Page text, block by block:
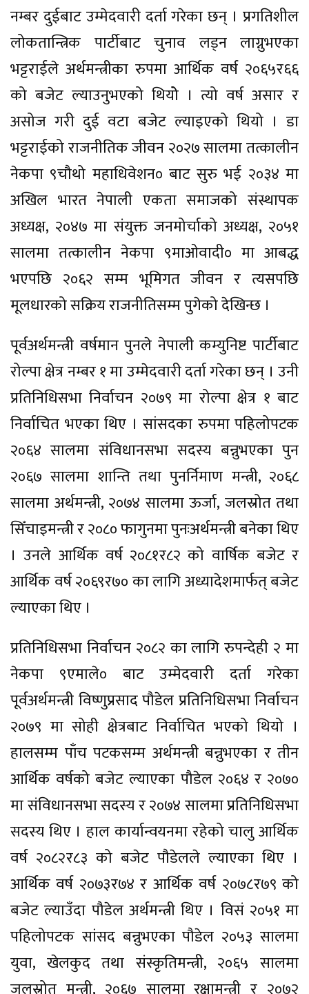
नम्बर दुईबाट उम्मेदवारी दर्ता गरेका छन् । प्रगतिशील
लोकतान्त्रिक पार्टीबाट चुनाव लड्न लाग्नुभएका
भट्टराईले अर्थमन्त्रीका रुपमा आर्थिक वर्ष २०६५र६६
को बजेट ल्याउनुभएको थियोे । त्यो वर्ष असार र
असोज गरी दुई वटा बजेट ल्याइएको थियो । डा
भट्टराईको राजनीतिक जीवन २०२७ सालमा तत्कालीन
नेकपा ९चौथो महाधिवेशन० बाट सुरु भई २०३४ मा
अखिल भारत नेपाली एकता समाजको संस्थापक
अध्यक्ष, २०४७ मा संयुक्त जनमोर्चाको अध्यक्ष, २०५१
सालमा तत्कालीन नेकपा ९माओवादी० मा आबद्ध
भएपछि २०६२ सम्म भूमिगत जीवन र त्यसपछि
मूलधारको सक्रिय राजनीतिसम्म पुगेको देखिन्छ ।
पूर्वअर्थमन्त्री वर्षमान पुनले नेपाली कम्युनिष्ट पार्टीबाट
रोल्पा क्षेत्र नम्बर १ मा उम्मेदवारी दर्ता गरेका छन् । उनी
प्रतिनिधिसभा निर्वाचन २०७९ मा रोल्पा क्षेत्र १ बाट
निर्वाचित भएका थिए । सांसदका रुपमा पहिलोपटक
२०६४ सालमा संविधानसभा सदस्य बन्नुभएका पुन
२०६७ सालमा शान्ति तथा पुनर्निमाण मन्त्री, २०६८
सालमा अर्थमन्त्री, २०७४ सालमा ऊर्जा, जलस्रोत तथा
सिँचाइमन्त्री र २०८० फागुनमा पुनःअर्थमन्त्री बनेका थिए
। उनले आर्थिक वर्ष २०८१र८२ को वार्षिक बजेट र
आर्थिक वर्ष २०६९र७० का लागि अध्यादेशमार्फत् बजेट
ल्याएका थिए ।
प्रतिनिधिसभा निर्वाचन २०८२ का लागि रुपन्देही २ मा
नेकपा ९एमाले० बाट उम्मेदवारी दर्ता गरेका
पूर्वअर्थमन्त्री विष्णुप्रसाद पौडेल प्रतिनिधिसभा निर्वाचन
२०७९ मा सोही क्षेत्रबाट निर्वाचित भएको थियो ।
हालसम्म पाँच पटकसम्म अर्थमन्त्री बन्नुभएका र तीन
आर्थिक वर्षको बजेट ल्याएका पौडेल २०६४ र २०७०
मा संविधानसभा सदस्य र २०७४ सालमा प्रतिनिधिसभा
सदस्य थिए । हाल कार्यान्वयनमा रहेको चालु आर्थिक
वर्ष २०८२र८३ को बजेट पौडेलले ल्याएका थिए ।
आर्थिक वर्ष २०७३र७४ र आर्थिक वर्ष २०७८र७९ को
बजेट ल्याउँदा पौडेल अर्थमन्त्री थिए । विसं २०५१ मा
पहिलोपटक सांसद बन्नुभएका पौडेल २०५३ सालमा
युवा, खेलकुद तथा संस्कृतिमन्त्री, २०६५ सालमा